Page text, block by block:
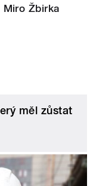
Žbirka
měl zůstat